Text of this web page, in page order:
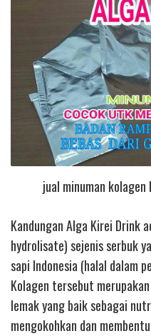
jual minuman
Kandungan Alga Kirei Drink
hydrolisate) sejenis serbuk
sapi Indonesia (halal dalam
Kolagen tersebut
lemak yang baik sebagai
mengokohkan dan